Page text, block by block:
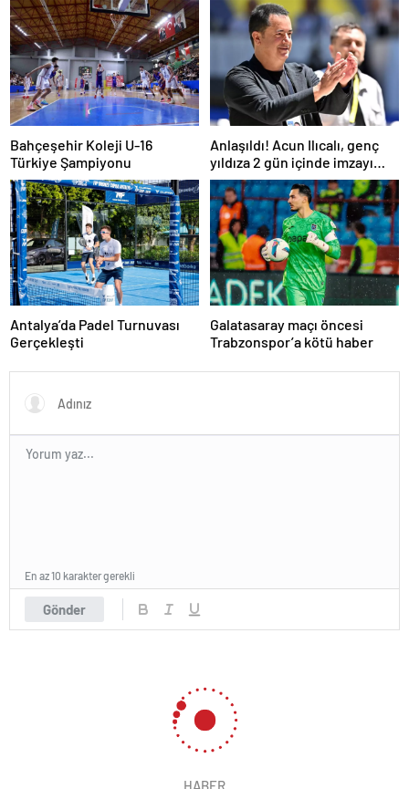
Bahçeşehir Koleji U-16
Türkiye Şampiyonu
Anlaşıldı! Acun Ilıcalı, genç
yıldıza 2 gün içinde imzayı
attırıyor
Antalya’da Padel Turnuvası
Gerçekleşti
Galatasaray maçı öncesi
Trabzonspor’a kötü haber
Gönder
En az 10 karakter gerekli
HABER